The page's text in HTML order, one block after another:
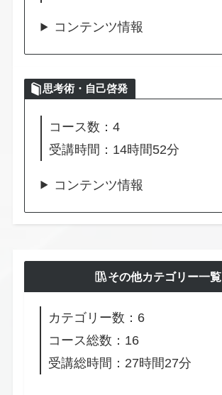
コンテンツ情報
思考術・自己啓発
コース数：4
受講時間：14時間52分
コンテンツ情報
その他カテゴリー一覧
カテゴリー数：6
コース総数：16
受講総時間：27時間27分